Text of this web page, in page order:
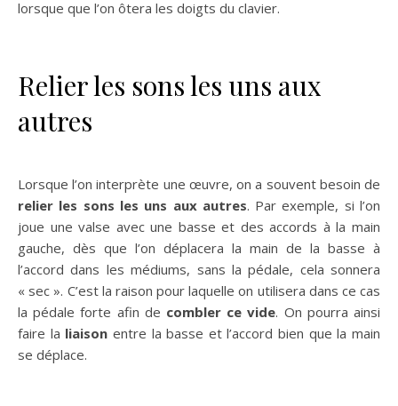
lorsque que l’on ôtera les doigts du clavier.
Relier les sons les uns aux
autres
Lorsque l’on interprète une œuvre, on a souvent besoin de
relier les sons les uns aux autres. Par exemple, si l’on
joue une valse avec une basse et des accords à la main
gauche, dès que l’on déplacera la main de la basse à
l’accord dans les médiums, sans la pédale, cela sonnera
« sec ». C’est la raison pour laquelle on utilisera dans ce cas
la pédale forte afin de combler ce vide. On pourra ainsi
faire la liaison entre la basse et l’accord bien que la main
se déplace.